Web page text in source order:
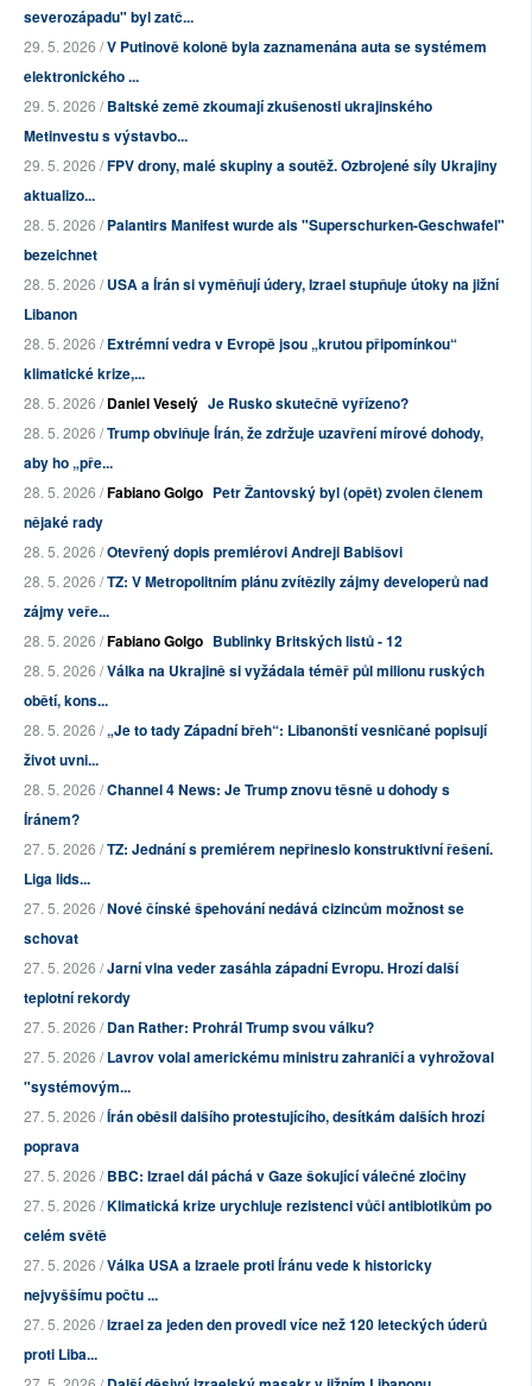
severozápadu" byl zatč...
29. 5. 2026 /V Putinově koloně byla zaznamenána auta se systémem
elektronického ...
29. 5. 2026 /Baltské země zkoumají zkušenosti ukrajinského
Metinvestu s výstavbo...
29. 5. 2026 /FPV drony, malé skupiny a soutěž. Ozbrojené síly Ukrajiny
aktualizo...
28. 5. 2026 /Palantirs Manifest wurde als "Superschurken-Geschwafel"
bezeichnet
28. 5. 2026 /USA a Írán si vyměňují údery, Izrael stupňuje útoky na jižní
Libanon
28. 5. 2026 /Extrémní vedra v Evropě jsou „krutou připomínkou“
klimatické krize,...
28. 5. 2026 /Daniel Veselý Je Rusko skutečně vyřízeno?
28. 5. 2026 /Trump obviňuje Írán, že zdržuje uzavření mírové dohody,
aby ho „pře...
28. 5. 2026 /Fabiano Golgo Petr Žantovský byl (opět) zvolen členem
nějaké rady
28. 5. 2026 /Otevřený dopis premiérovi Andreji Babišovi
28. 5. 2026 /TZ: V Metropolitním plánu zvítězily zájmy developerů nad
zájmy veře...
28. 5. 2026 /Fabiano Golgo Bublinky Britských listů - 12
28. 5. 2026 /Válka na Ukrajině si vyžádala téměř půl milionu ruských
obětí, kons...
28. 5. 2026 /„Je to tady Západní břeh“: Libanonští vesničané popisují
život uvni...
28. 5. 2026 /Channel 4 News: Je Trump znovu těsně u dohody s
Íránem?
27. 5. 2026 /TZ: Jednání s premiérem nepřineslo konstruktivní řešení.
Liga lids...
27. 5. 2026 /Nové čínské špehování nedává cizincům možnost se
schovat
27. 5. 2026 /Jarní vlna veder zasáhla západní Evropu. Hrozí další
teplotní rekordy
27. 5. 2026 /Dan Rather: Prohrál Trump svou válku?
27. 5. 2026 /Lavrov volal americkému ministru zahraničí a vyhrožoval
"systémovým...
27. 5. 2026 /Írán oběsil dalšího protestujícího, desítkám dalších hrozí
poprava
27. 5. 2026 /BBC: Izrael dál páchá v Gaze šokující válečné zločiny
27. 5. 2026 /Klimatická krize urychluje rezistenci vůči antibiotikům po
celém světě
27. 5. 2026 /Válka USA a Izraele proti Íránu vede k historicky
nejvyššímu počtu ...
27. 5. 2026 /Izrael za jeden den provedl více než 120 leteckých úderů
proti Liba...